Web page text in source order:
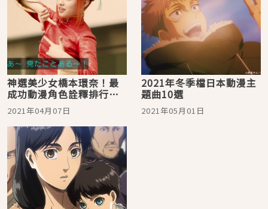
神選美少女橋本環奈！最
成功動漫角色詮釋排行
榜，不只有神樂！你還錯
過什麼作品？
2021年04月07日
2021年冬季檔日本動漫主
題曲10選
2021年05月01日